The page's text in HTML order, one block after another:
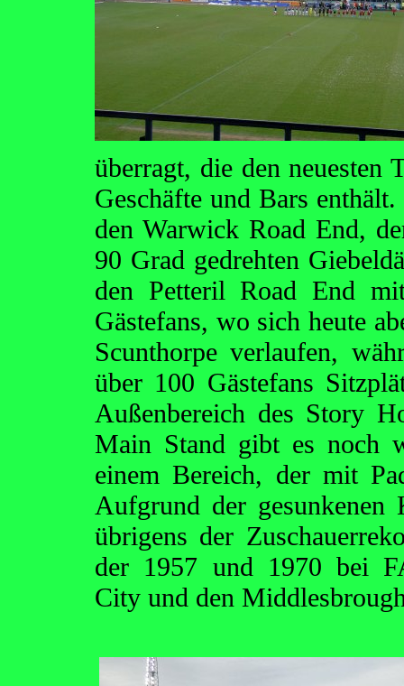
überragt, die den neuesten
Geschäfte und Bars
den Warwick Road End,
90 Grad gedrehten
den Petteril Road End
Gästefans, wo sich heute
Scunthorpe verlaufen,
über 100 Gästefans
Außenbereich des Story
Main Stand gibt es noch
einem Bereich, der mit
Aufgrund der gesunkenen
übrigens der
der 1957 und 1970 bei
City und den